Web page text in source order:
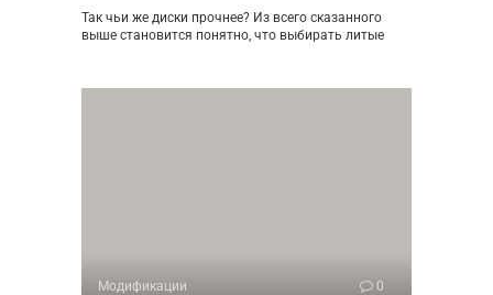
Так чьи же диски прочнее? Из всего сказанного
выше становится понятно, что выбирать литые
Модификации 0